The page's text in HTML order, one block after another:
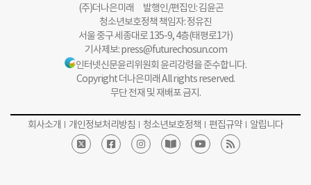
(주)더나은미래 발행인/편집인: 김윤곤
청소년보호정책 책임자: 정유진
서울 중구 세종대로 135-9, 4층(태평로1가)
기사제보:press@futurechosun.com
인터넷신문윤리위원회 윤리강령을 준수합니다.
Copyright 더나은미래 All rights reserved.
무단 전재 및 재배포 금지.
회사소개 개인정보처리방침 청소년보호정책 편집규약 알립니다